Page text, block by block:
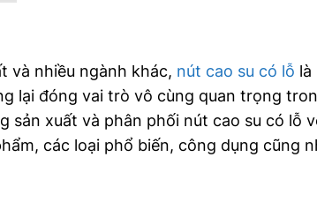
và nhiều ngành khác, nút cao su có lỗ là
lại đóng vai trò vô cùng quan trọng
sản xuất và phân phối nút cao su có lỗ
các loại phổ biến, công dụng cũng